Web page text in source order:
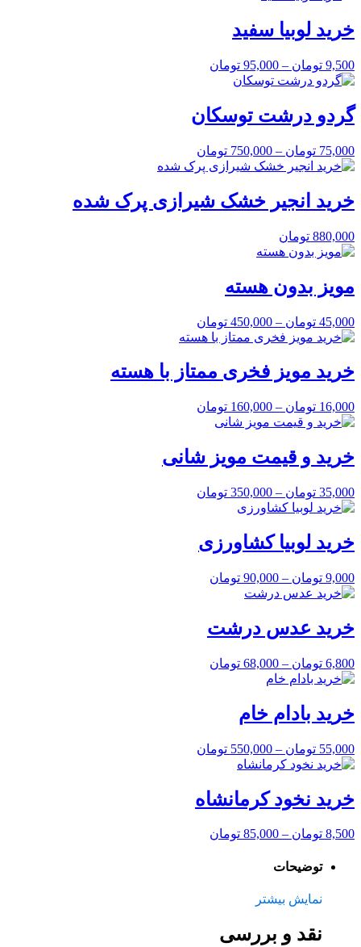
خرید لوبیا سفید
9,500 تومان –
95,000 تومان
گردو درشت توسکان
75,000 تومان –
750,000 تومان
خرید انجیر خشک شیرازی پرک شده
880,000 تومان
مویز بدون هسته
45,000 تومان –
450,000 تومان
خرید مویز فخری ممتاز با هسته
16,000 تومان –
160,000 تومان
خرید و قیمت مویز شانی
35,000 تومان –
350,000 تومان
خرید لوبیا کشاورزی
9,000 تومان –
90,000 تومان
خرید عدس درشت
6,800 تومان –
68,000 تومان
خرید بادام خام
55,000 تومان –
550,000 تومان
خرید نخود کرمانشاه
8,500 تومان –
85,000 تومان
توضیحات
نمایش بیشتر
نقد و بررسی